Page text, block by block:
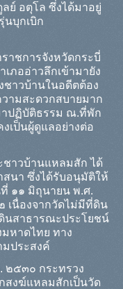
ย์ อตุโล ซึ่งได้มาอยู่
บุกเบิก
ชการจังหวัดกระบี่
ภออ่าวลึกเข้ามายัง
าวบ้านในอดีตต้อง
วามสะดวกสบายมาก
าปฏิบัติธรรม ณ.ที่พัก
เป็นผู้ดูแลอย่างต่อ
าวบ้านแหลมสัก ได้
นา ซึ่งได้รับอนุมัติให้
๑๑ มิถุนายน พ.ศ.
เนื่องจากวัดไม่มีที่ดิน
นสาธารณะประโยชน์
หาดไทย ทาง
ประสงค์
๕๓๐ กระทรวง
สงฆ์แหลมสักเป็นวัด